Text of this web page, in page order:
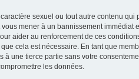
sexuel ou tout autre contenu
mener à un bannissement
aider au renforcement de ces
cela est nécessaire. En tant que
une tierce partie sans votre
les données.